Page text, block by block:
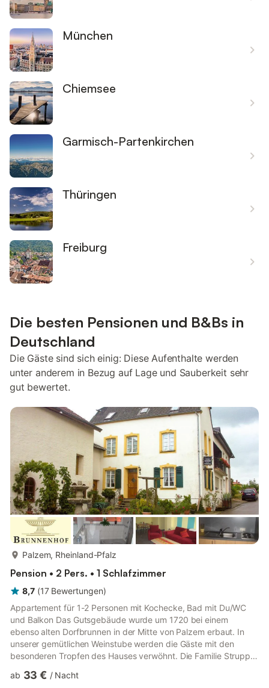
München
Chiemsee
Garmisch-Partenkirchen
Thüringen
Freiburg
Die besten Pensionen und B&Bs in
Deutschland
Die Gäste sind sich einig: Diese Aufenthalte werden
unter anderem in Bezug auf Lage und Sauberkeit sehr
gut bewertet.
Palzem, Rheinland-Pfalz
Pension • 2 Pers. • 1 Schlafzimmer
8,7 (17 Bewertungen)
Appartement für 1-2 Personen mit Kochecke, Bad mit Du/WC
und Balkon Das Gutsgebäude wurde um 1720 bei einem
ebenso alten Dorfbrunnen in der Mitte von Palzem erbaut. In
unserer gemütlichen Weinstube werden die Gäste mit den
besonderen Tropfen des Hauses verwöhnt. Die Familie Strupp
"Tradition und Dynamik" mit den namhaften Rebsorten wie
ab 33 € / Nacht